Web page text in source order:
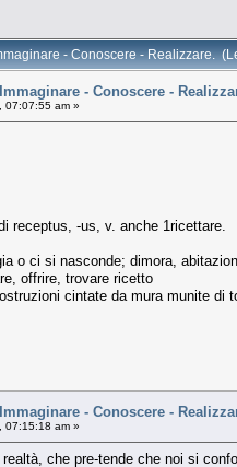
- Conoscere - Realizzare.
- Conoscere -
07:07:55 am »
receptus, -us, v. anche 1ricettare.
o ci si nasconde; dimora,
offrire, trovare ricetto
cintate da mura munite
- Conoscere -
07:15:18 am »
che pre-tende che noi si